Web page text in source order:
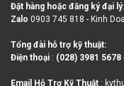
Đặt hàng hoặc đăng ký đại lý:
Zalo 0903 745 818 - Kinh
Tổng đài hỗ trợ kỹ thuật:
Điện thoại : (028) 3981 5678
Email Hỗ Trợ Kỹ Thuật :